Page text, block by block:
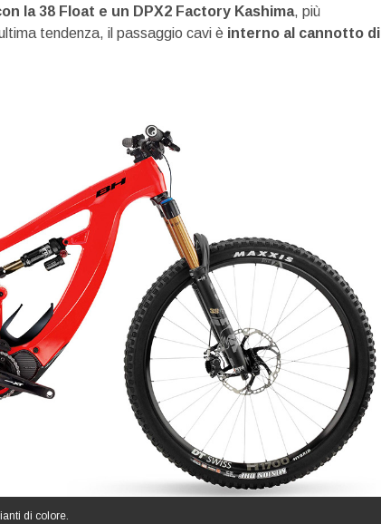
la 38 Float e un DPX2 Factory Kashima, più
tendenza, il passaggio cavi è interno al cannotto di
di colore.